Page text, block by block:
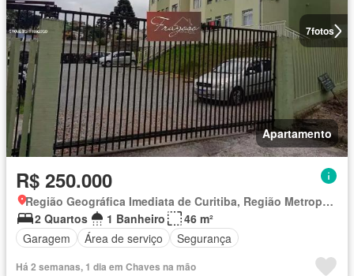
7fotos
Apartamento
R$ 250.000
Região Geográfica Imediata de Curitiba, Região Metropolitana de Curitiba
2 Quartos
1 Banheiro
46 m²
Garagem
Área de serviço Segurança
Há 2 semanas, 1 dia em Chaves na mão